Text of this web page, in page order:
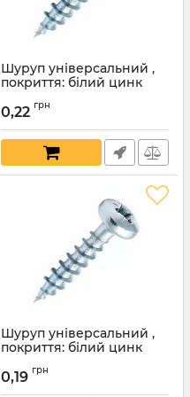
Шуруп універсальний ,
покриття: білий цинк
Артикул:
0,22 грн
Шуруп універсальний ,
покриття: білий цинк
Артикул:
0,19 грн